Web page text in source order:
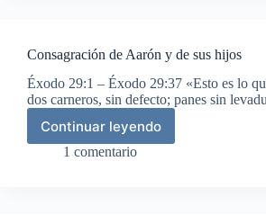
Sinaí
Consagración de Aarón y de sus hijos
Éxodo 29:1 – Éxodo 29:37 «Esto es lo
dos carneros, sin defecto; panes sin
Continuar leyendo
Consagración
de
1 comentario